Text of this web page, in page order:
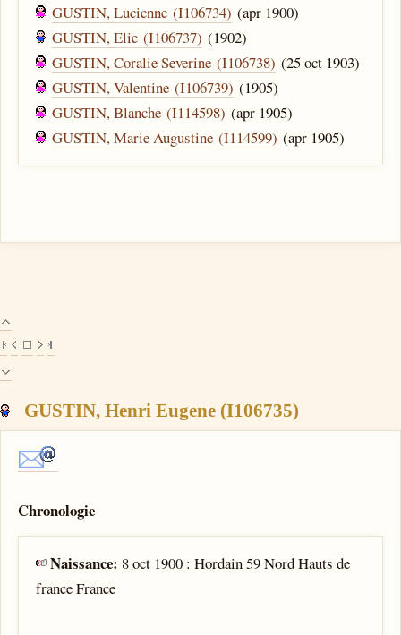
GUSTIN, Lucienne (I106734) (apr 1900)
GUSTIN, Elie (I106737) (1902)
GUSTIN, Coralie Severine (I106738) (25 oct 1903)
GUSTIN, Valentine (I106739) (1905)
GUSTIN, Blanche (I114598) (apr 1905)
GUSTIN, Marie Augustine (I114599) (apr 1905)
GUSTIN, Henri Eugene (I106735)
Chronologie
Naissance: 8 oct 1900 : Hordain 59 Nord Hauts de
france France